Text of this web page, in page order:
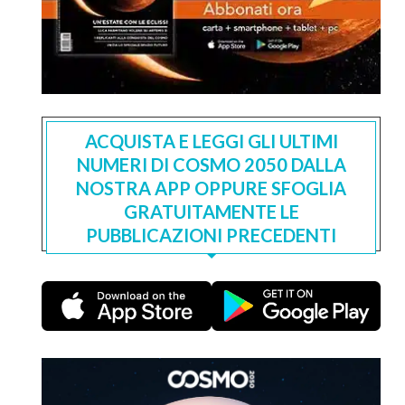
ACQUISTA E LEGGI GLI ULTIMI
NUMERI DI COSMO 2050 DALLA
NOSTRA APP OPPURE SFOGLIA
GRATUITAMENTE LE
PUBBLICAZIONI PRECEDENTI